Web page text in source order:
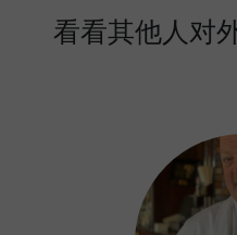
看看其他人对